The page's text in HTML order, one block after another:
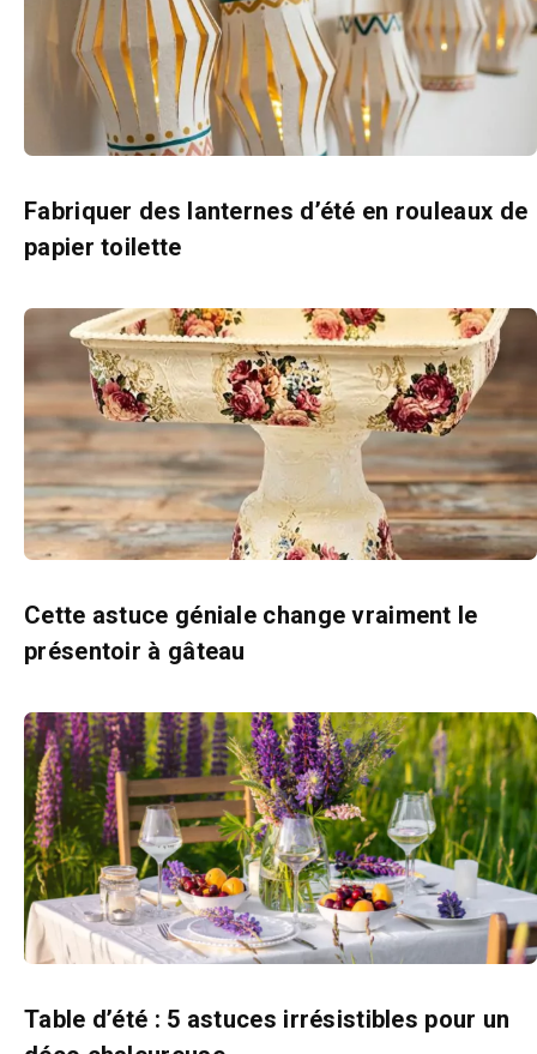
Fabriquer des lanternes d’été en rouleaux de
papier toilette
Cette astuce géniale change vraiment le
présentoir à gâteau
Table d’été : 5 astuces irrésistibles pour un